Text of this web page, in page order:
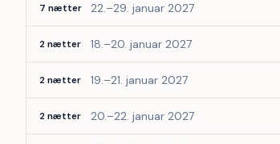
7 nætter 22.–29. januar 2027
2 nætter 18.–20. januar 2027
2 nætter 19.–21. januar 2027
2 nætter 20.–22. januar 2027